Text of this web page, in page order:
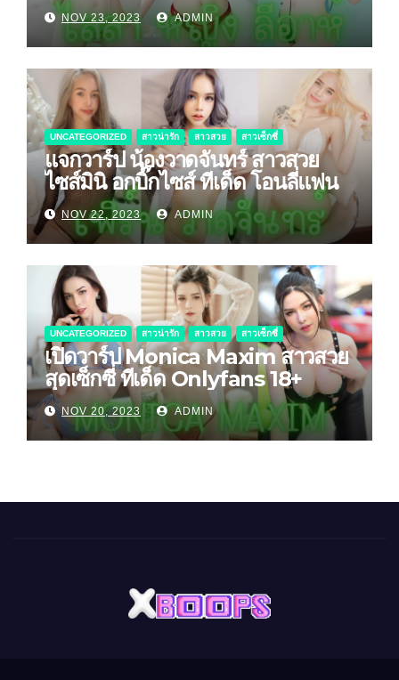
NOV 23, 2023 ADMIN
UNCATEGORIZED สาวน่ารัก สาวสวย สาวเซ็กซี่
แจกวาร์ป น้องวาดจันทร์ สาวสวย
ไซส์มินิ อกบิ๊กไซส์ ทีเด็ด โอนลี่แฟน
NOV 22, 2023 ADMIN
UNCATEGORIZED สาวน่ารัก สาวสวย สาวเซ็กซี่
เปิดวาร์ป Monica Maxim สาวสวย
สุดเซ็กซี่ ทีเด็ด Onlyfans 18+
NOV 20, 2023 ADMIN